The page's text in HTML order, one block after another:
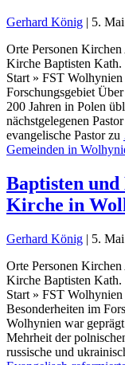
Gerhard König | 5.
Orte Personen
Kirche Baptisten Kath.
Start » FST
Forschungsgebiet
200 Jahren in Polen
nächstgelegenen
evangelische Pastor zu
Gemeinden in
Baptisten
Kirche in
Gerhard König | 5.
Orte Personen
Kirche Baptisten Kath.
Start » FST
Besonderheiten im
Wolhynien war
Mehrheit der
russische und